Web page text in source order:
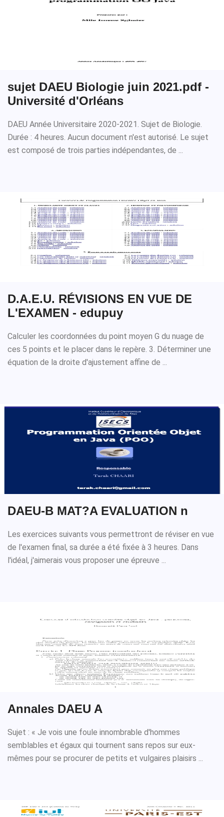
sujet DAEU Biologie juin 2021.pdf -
Université d'Orléans
DAEU Année Universitaire 2020-2021. Sujet de Biologie.
Durée : 4 heures. Aucun document n'est autorisé. Le sujet
est composé de trois parties indépendantes, de ...
D.A.E.U. RÉVISIONS EN VUE DE
L'EXAMEN - edupuy
Calculer les coordonnées du point moyen G du nuage de
ces 5 points et le placer dans le repère. 3. Déterminer une
équation de la droite d'ajustement affine de ...
DAEU-B MAT?A EVALUATION n
Les exercices suivants vous permettront de réviser en vue
de l'examen final, sa durée a été fixée à 3 heures. Dans
l'idéal, j'aimerais vous proposer une épreuve ...
Annales DAEU A
Sujet : « Je vois une foule innombrable d'hommes
semblables et égaux qui tournent sans repos sur eux-
mêmes pour se procurer de petits et vulgaires plaisirs ...